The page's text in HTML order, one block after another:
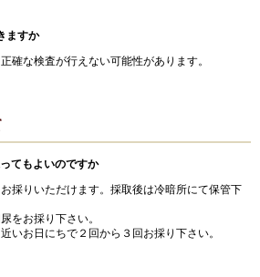
ますか
確な検査が行えない可能性があります。
てもよいのですか
採りいただけます。採取後は冷暗所にて保管下
をお採り下さい。
いお日にちで２回から３回お採り下さい。